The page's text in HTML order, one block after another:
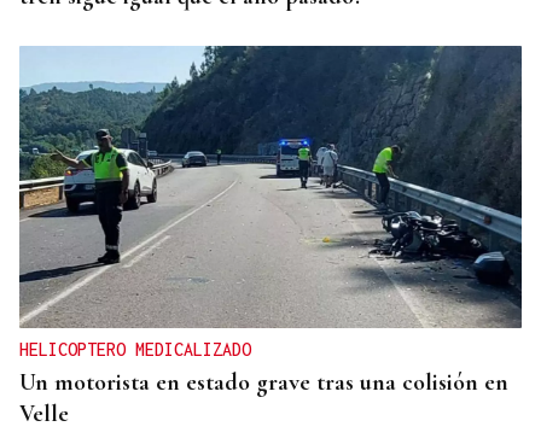
HELICOPTERO MEDICALIZADO
Un motorista en estado grave tras una colisión en
Velle